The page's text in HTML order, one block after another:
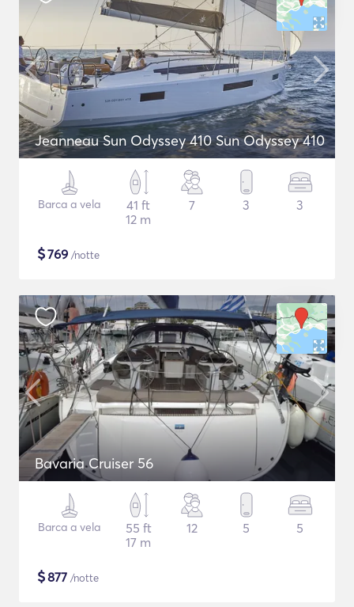
Jeanneau Sun Odyssey 410 Sun Odyssey 410
Barca a vela
41 ft
12 m
7 3 3
$769 /notte
Bavaria Cruiser 56
Barca a vela
55 ft
17 m
12 5 5
$877 /notte